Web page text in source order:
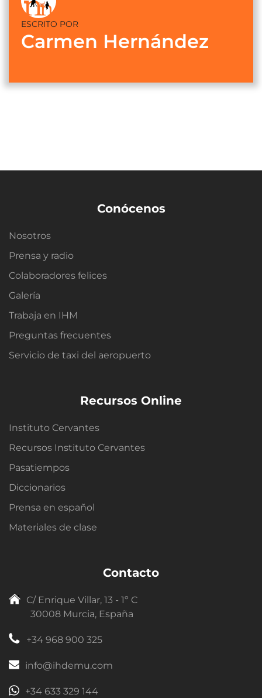
ESCRITO POR
Carmen Hernández
Conócenos
Nosotros
Prensa y radio
Colaboradores felices
Galería
Trabaja en IHM
Preguntas frecuentes
Servicio de taxi del aeropuerto
Recursos Online
Instituto Cervantes
Recursos Instituto Cervantes
Pasatiempos
Diccionarios
Prensa en español
Materiales de clase
Contacto
C/ Enrique Villar, 13 - 1º C
30008 Murcia, España
+34 968 900 325
info@ihdemu.com
+34 633 329 144